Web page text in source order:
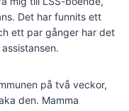
Det har funnits ett
ett par gånger har det
på två veckor,
den. Mamma